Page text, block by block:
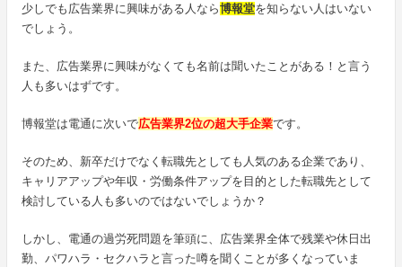
少しでも広告業界に興味がある人なら博報堂を知らない人はいない
でしょう。
また、広告業界に興味がなくても名前は聞いたことがある！と言う
人も多いはずです。
博報堂は電通に次いで広告業界2位の超大手企業です。
そのため、新卒だけでなく転職先としても人気のある企業であり、
キャリアアップや年収・労働条件アップを目的とした転職先として
検討している人も多いのではないでしょうか？
しかし、電通の過労死問題を筆頭に、広告業界全体で残業や休日出
勤、パワハラ・セクハラと言った噂を聞くことが多くなっていま